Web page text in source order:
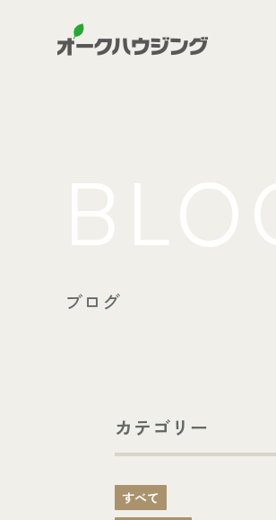
ブログ
カテゴリー
すべて